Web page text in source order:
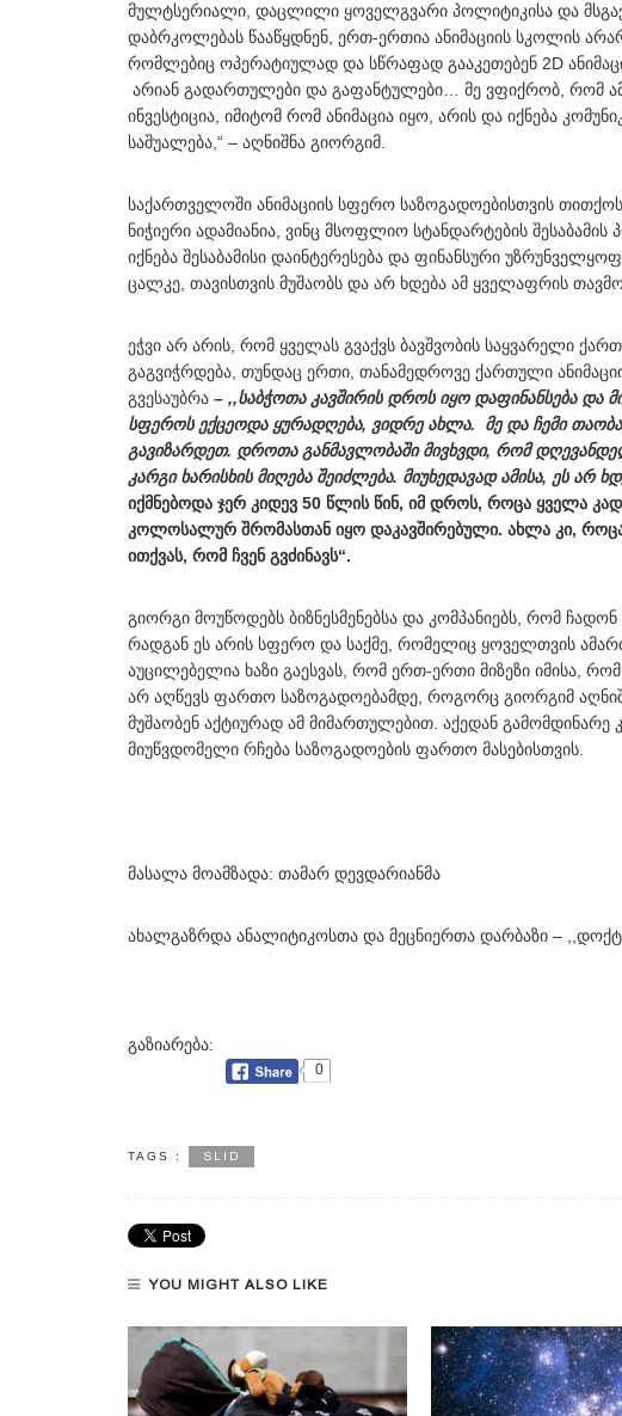
მულტსერიალი, დაცლილი ყოველგვარი პოლიტიკისა და
დაბრკოლებას წააწყდნენ, ერთ-ერთია ანიმაციის სკოლის
რომლებიც ოპერატიულად და სწრაფად გააკეთებენ 2D
არიან გადართულები და გაფანტულები… მე ვფიქრობ, რომ
ინვესტიცია, იმიტომ რომ ანიმაცია იყო, არის და იქნება
საშუალება,“ – აღნიშნა გიორგიმ.
საქართველოში ანიმაციის სფერო საზოგადოებისთვის
ნიჭიერი ადამიანია, ვინც მსოფლიო სტანდარტების
იქნება შესაბამისი დაინტერესება და ფინანსური
ცალკე, თავისთვის მუშაობს და არ ხდება ამ ყველაფრის
ეჭვი არ არის, რომ ყველას გვაქვს ბავშვობის საყვარელი
გაგვიჭრდება, თუნდაც ერთი, თანამედროვე ქართული
გვესაუბრა – ,,საბჭოთა კავშირის დროს იყო დაფინანსება და
სფეროს ექცეოდა ყურადღება, ვიდრე ახლა. მე და ჩემი
გავიზარდეთ. დროთა განმავლობაში მივხვდი, რომ
კარგი ხარისხის მიღება შეიძლება. მიუხედავად ამისა, ეს არ
იქმნებოდა ჯერ კიდევ 50 წლის წინ, იმ დროს, როცა ყველა
კოლოსალურ შრომასთან იყო დაკავშირებული. ახლა კი,
ითქვას, რომ ჩვენ გვძინავს“.
გიორგი მოუწოდებს ბიზნესმენებსა და კომპანიებს, რომ
რადგან ეს არის სფერო და საქმე, რომელიც ყოველთვის
აუცილებელია ხაზი გაესვას, რომ ერთ-ერთი მიზეზი იმისა,
არ აღწევს ფართო საზოგადოებამდე, როგორც გიორგიმ
მუშაობენ აქტიურად ამ მიმართულებით. აქედან
მიუწვდომელი რჩება საზოგადოების ფართო მასებისთვის.
მასალა მოამზადა: თამარ დევდარიანმა
ახალგაზრდა ანალიტიკოსთა და მეცნიერთა დარბაზი –
გაზიარება:
0
TAGS : SLID
YOU MIGHT ALSO LIKE